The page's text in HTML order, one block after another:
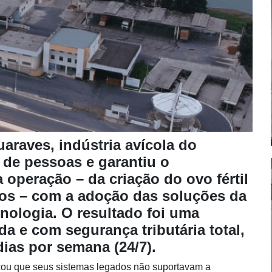
indústria avícola do
pessoas e garantiu o
– da criação do ovo fértil
– com a adoção das soluções da
O resultado foi uma
e com segurança tributária total,
por semana (24/7).
que seus sistemas legados não suportavam a